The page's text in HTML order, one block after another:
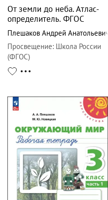
От земли до неба. Атлас-
определитель. ФГОС
Плешаков Андрей Анатольевич
Просвещение: Школа России
(ФГОС)